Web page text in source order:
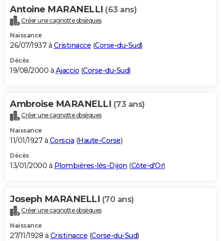
Antoine MARANELLI (63 ans)
Créer une cagnotte obsèques
Naissance
26/07/1937 à Cristinacce (Corse-du-Sud)
Décès
19/08/2000 à Ajaccio (Corse-du-Sud)
Ambroise MARANELLI (73 ans)
Créer une cagnotte obsèques
Naissance
11/01/1927 à Corscia (Haute-Corse)
Décès
13/01/2000 à Plombières-lès-Dijon (Côte-d'Or)
Joseph MARANELLI (70 ans)
Créer une cagnotte obsèques
Naissance
27/11/1928 à Cristinacce (Corse-du-Sud)